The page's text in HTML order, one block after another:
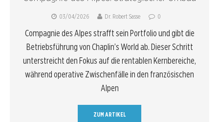
03/04/2026 Dr. Robert Sasse 0
Compagnie des Alpes strafft sein Portfolio und gibt die
Betriebsführung von Chaplin’s World ab. Dieser Schritt
unterstreicht den Fokus auf die rentablen Kernbereiche,
während operative Zwischenfälle in den französischen
Alpen
ZUM ARTIKEL